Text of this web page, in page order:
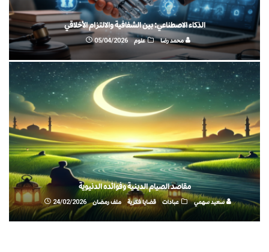
الذكاء الاصطناعي: بين الشفافية والالتزام الأخلاقي
محمد رضا علوم 05/04/2026
مقاصد الصيام الدينية وفوائده الدنيوية
سعيد سهمي عبادات قضايا فكرية ملف رمضان 24/02/2026